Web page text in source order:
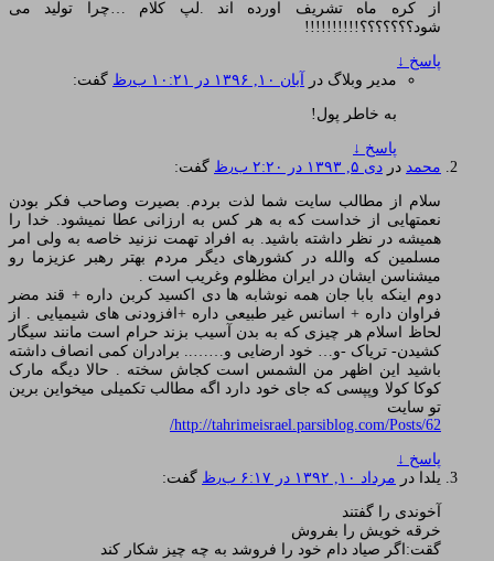
از کره ماه تشریف اورده اند .لپ کلام …چرا تولید می
شود؟؟؟؟؟؟؟!!!!!!!!!!
پاسخ ↓
مدیر وبلاگ در آبان ۱۰, ۱۳۹۶ در ۱۰:۲۱ ب٫ظ گفت:
به خاطر پول!
پاسخ ↓
محمد در دی ۵, ۱۳۹۳ در ۲:۲۰ ب٫ظ گفت:
سلام از مطالب سایت شما لذت بردم. بصیرت وصاحب فکر بودن
نعمتهایی از خداست که به هر کس به ارزانی عطا نمیشود. خدا را
همیشه در نظر داشته باشید. به افراد تهمت نزنید خاصه به ولی امر
مسلمین که والله در کشورهای دیگر مردم بهتر رهبر عزیزما رو
میشناسن ایشان در ایران مظلوم وغریب است .
دوم اینکه بابا جان همه نوشابه ها دی اکسید کربن داره + قند مضر
فراوان داره + اسانس غیر طبیعی داره +افزودنی های شیمیایی . از
لحاظ اسلام هر چیزی که به بدن آسیب بزند حرام است مانند سیگار
کشیدن- تریاک -و… خود ارضایی و…….. برادران کمی انصاف داشته
باشید این اظهر من الشمس است کجاش سخته . حالا دیگه مارک
کوکا کولا وپپسی که جای خود دارد اگه مطالب تکمیلی میخواین برین
تو سایت
http://tahrimeisrael.parsiblog.com/Posts/62/
پاسخ ↓
یلدا در مرداد ۱۰, ۱۳۹۲ در ۶:۱۷ ب٫ظ گفت:
آخوندی را گفتند
خرقه خویش را بفروش
گقت:اگر صیاد دام خود را فروشد به چه چیز شکار کند